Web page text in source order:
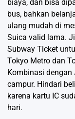
biaya, dan bisa
bus, bahkan
ulang mudah di
Suica valid lama.
Subway Ticket
Tokyo Metro dan
Kombinasi
campur. Hindari
karena kartu IC
hari.